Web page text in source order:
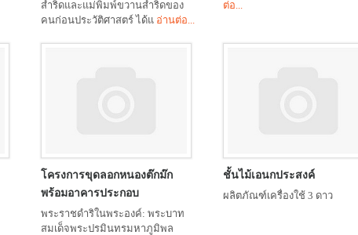
สำริดและแม่พิมพ์ขวานสำริดของ
คนก่อนประวัติศาสตร์ ได้แ อ่านต่อ...
ต่อ...
โครงการขุดลอกหนองต๊กม๊ก
พร้อมอาคารประกอบ
พระราชดำริในพระองค์: พระบาท
สมเด็จพระปรมินทรมหาภูมิพล
ชั้นไม้เอนกประสงค์
ผลิตภัณฑ์เครื่องใช้ 3 ดาว